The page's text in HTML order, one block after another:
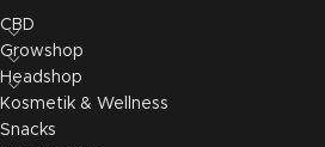
CBD
Growshop
Headshop
Kosmetik & Wellness
Snacks